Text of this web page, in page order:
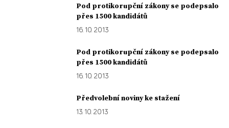
Pod protikorupční zákony se podepsalo
přes 1500 kandidátů
16. 10. 2013
Pod protikorupční zákony se podepsalo
přes 1500 kandidátů
16. 10. 2013
Předvolební noviny ke stažení
13. 10. 2013